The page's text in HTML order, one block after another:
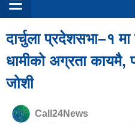
दार्चुला प्रदेशसभा–१
धामीको अग्रता कायमै,
जोशी
Call24News